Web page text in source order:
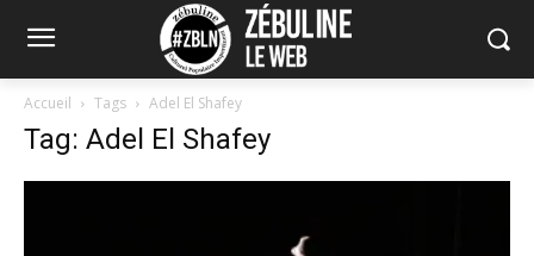
Accueil Tags Adel El Shafey
Tag: Adel El Shafey